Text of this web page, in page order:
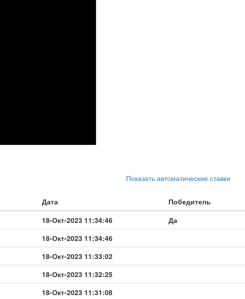
Показать автоматические ставки
Дата
Победитель
18-Окт-2023 11:34:46
Да
18-Окт-2023 11:34:46
18-Окт-2023 11:33:02
18-Окт-2023 11:32:25
18-Окт-2023 11:31:08